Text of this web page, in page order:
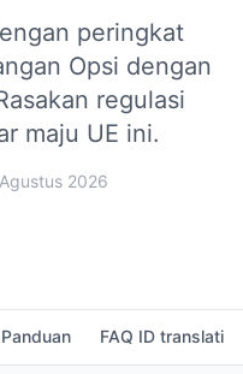
peringkat
Opsi dengan
regulasi
maju UE ini.
2026
Panduan FAQ ID